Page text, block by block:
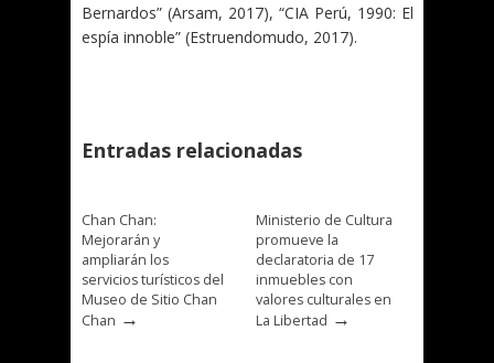
Bernardos” (Arsam, 2017), “CIA Perú, 1990: El
espía innoble” (Estruendomudo, 2017).
Entradas relacionadas
Chan Chan:
Mejorarán y
ampliarán los
servicios turísticos del
Museo de Sitio Chan
Chan →
Ministerio de Cultura
promueve la
declaratoria de 17
inmuebles con
valores culturales en
La Libertad →